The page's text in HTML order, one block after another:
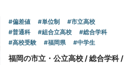
#偏差値 #単位制
#市立高校
#普通科
#組合立高校
#総合学科
#高校受験
#福岡県 #中学生
福岡の市立・公立高校 / 総合学科 /